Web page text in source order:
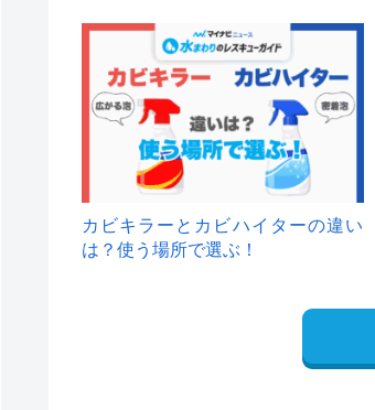
カビキラーとカビハイターの違い
は？使う場所で選ぶ！